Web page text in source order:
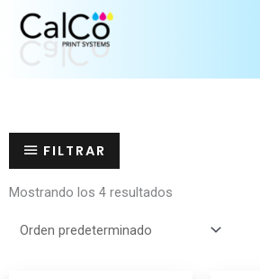
FILTRAR
Mostrando los 4 resultados